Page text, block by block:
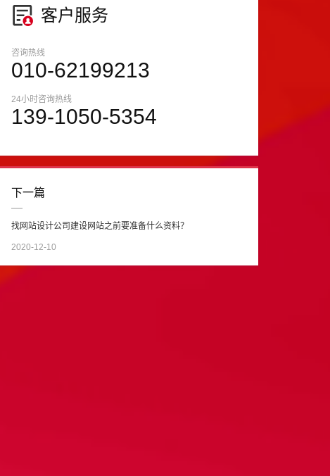
客户服务
咨询热线
010-62199213
24小时咨询热线
139-1050-5354
下一篇
找网站设计公司建设网站之前要准备什么资料？
2020-12-10